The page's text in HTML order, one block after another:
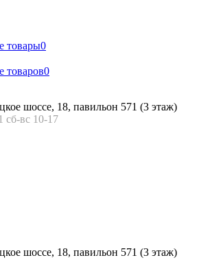
товары0
товаров0
шоссе, 18, павильон 571 (3 этаж)
сб-вс 10-17
шоссе, 18, павильон 571 (3 этаж)